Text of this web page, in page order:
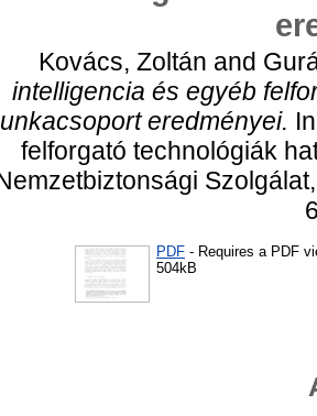
Kovács, Zoltán and
intelligencia és egyéb
eredményei.
felforgató technológiák
PDF - Requires a PDF
504kB